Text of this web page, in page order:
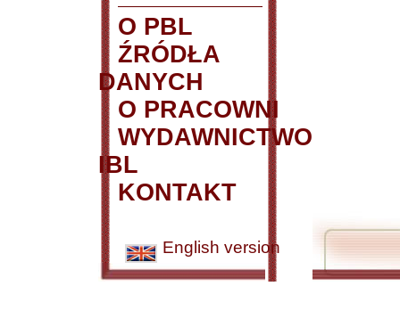
O PBL
ŹRÓDŁA
DANYCH
O PRACOWNI
WYDAWNICTWO
IBL
KONTAKT
English version